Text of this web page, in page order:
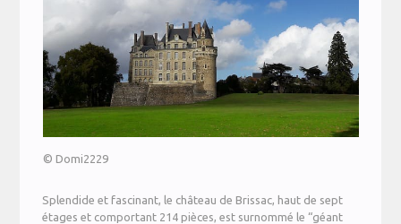
© Domi2229
Splendide et fascinant, le château de Brissac, haut de sept
étages et comportant 214 pièces, est surnommé le “géant